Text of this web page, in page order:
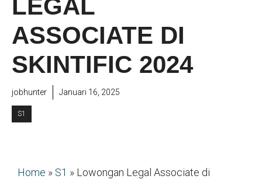
LEGAL
ASSOCIATE DI
SKINTIFIC 2024
jobhunter Januari 16, 2025
S1
Home » S1 » Lowongan Legal Associate di